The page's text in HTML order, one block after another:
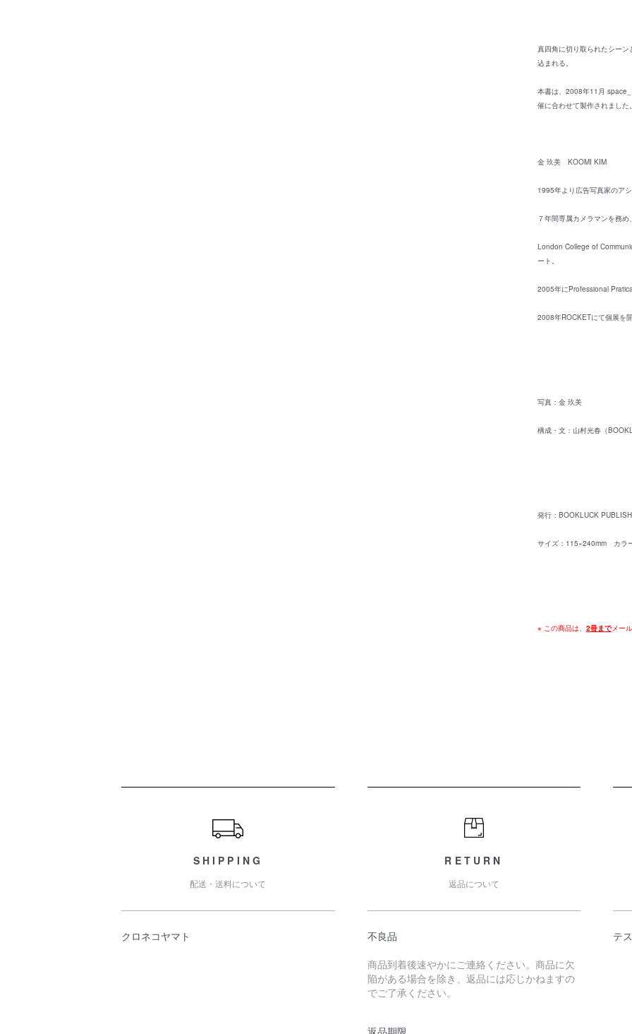
真四角に切り取られたシー
込まれる。
本書は、2008年11月
催に合わせて製作されました。
金 玖美 KOOMI KIM
1995年より広告写真家のア
７年間専属カメラマンを務め
London College of
ート。
2005年にProfessional
2008年ROCKETにて個展を
写真：金 玖美
構成・文：山村光春（
発行：BOOKLUCK
サイズ：115×240mm カラ
※ この商品は、 2冊までメー
SHIPPING
配送・送料について
クロネコヤマト
RETURN
返品について
不良品
商品到着後速やかにご連絡ください。商品に欠
陥がある場合を除き、返品には応じかねますの
でご了承ください。
返品期限
テ